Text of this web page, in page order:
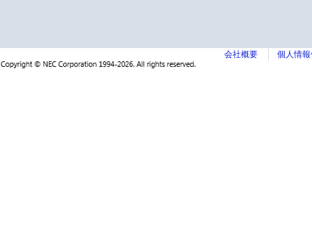
会社概要 個人情